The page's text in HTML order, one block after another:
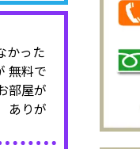
かった
無料で
部屋が
ありが